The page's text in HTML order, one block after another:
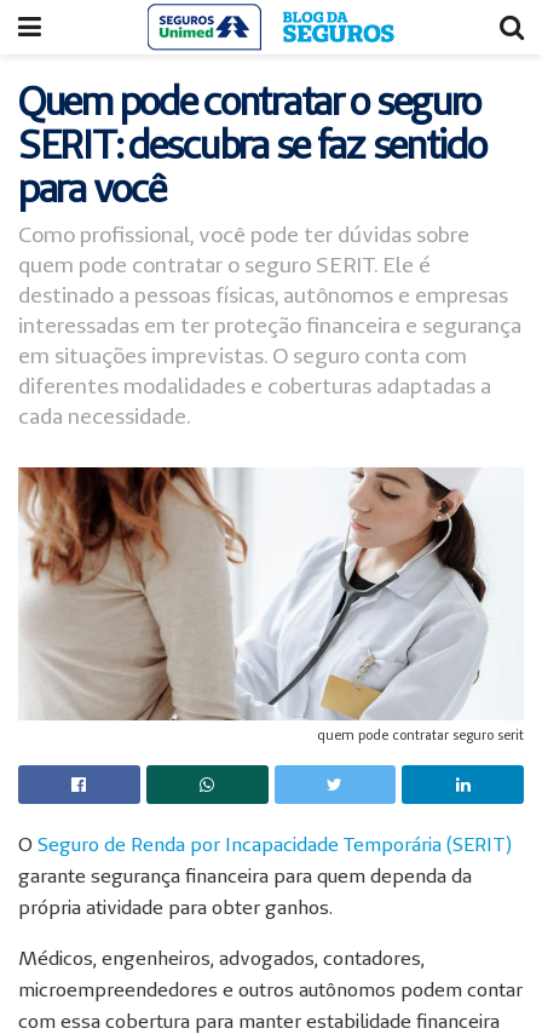
Quem pode contratar o seguro
SERIT: descubra se faz sentido
para você
Como profissional, você pode ter dúvidas sobre
quem pode contratar o seguro SERIT. Ele é
destinado a pessoas físicas, autônomos e empresas
interessadas em ter proteção financeira e segurança
em situações imprevistas. O seguro conta com
diferentes modalidades e coberturas adaptadas a
cada necessidade.
quem pode contratar seguro serit
O Seguro de Renda por Incapacidade Temporária (SERIT)
garante segurança financeira para quem dependa da
própria atividade para obter ganhos.
Médicos, engenheiros, advogados, contadores,
microempreendedores e outros autônomos podem contar
com essa cobertura para manter estabilidade financeira